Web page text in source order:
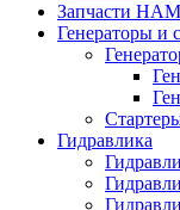
Запчасти
Генераторы и
Гидравлика